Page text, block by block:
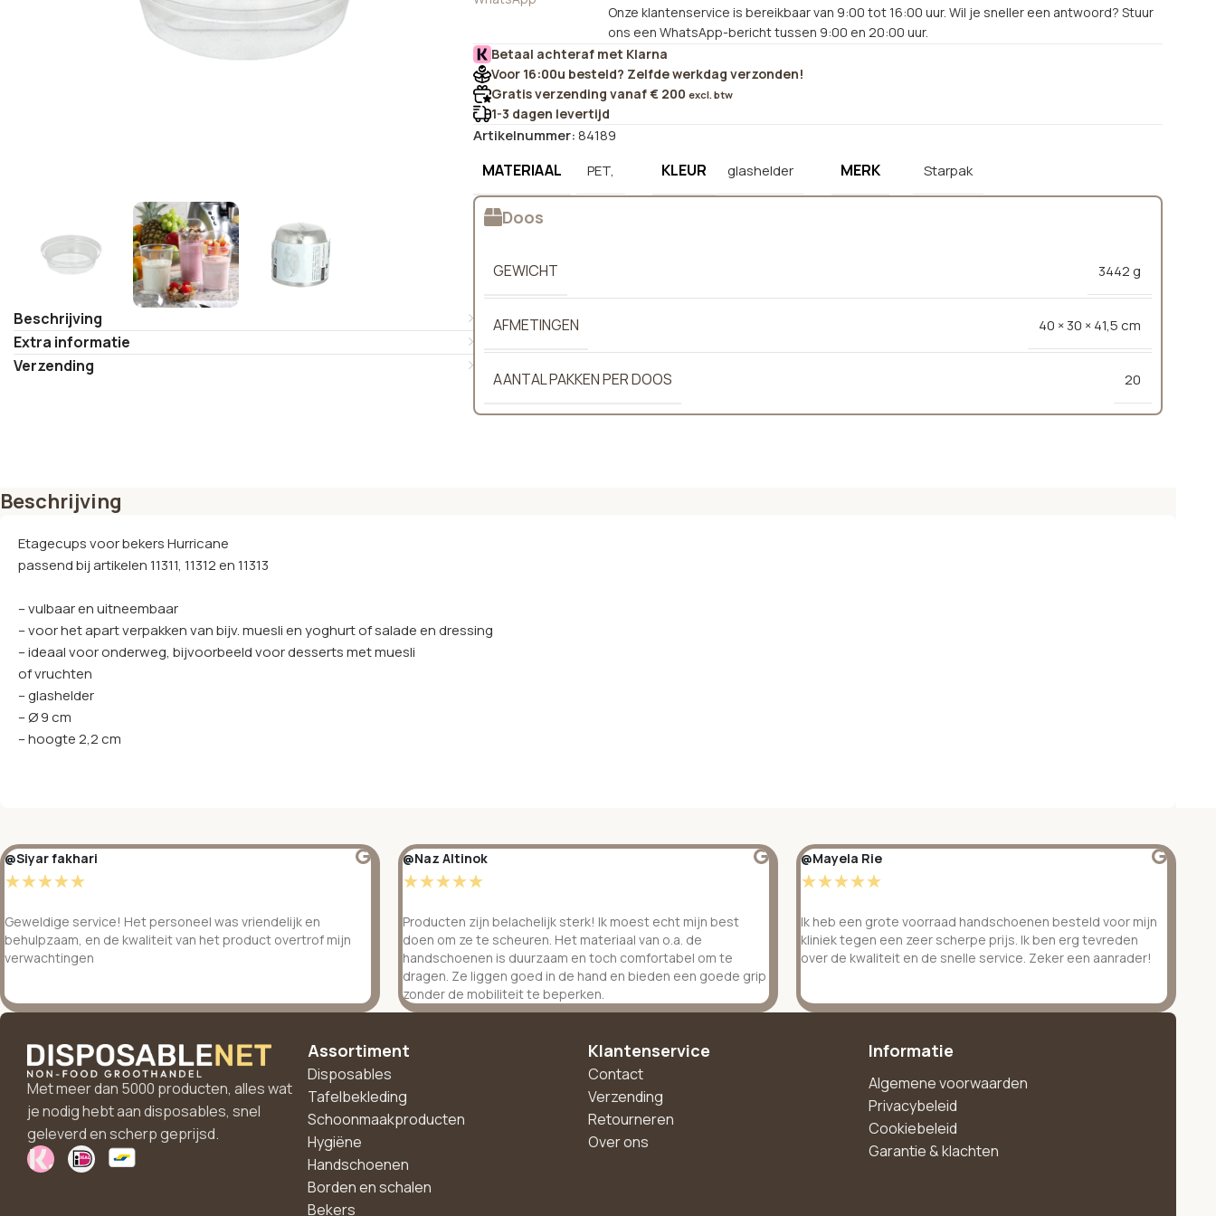
Beschrijving
Extra informatie
Verzending
Onze klantenservice is bereikbaar van 9:00 tot 16:00 uur. Wil je sneller een antwoord? Stuur
ons een WhatsApp-bericht tussen 9:00 en 20:00 uur.
Betaal achteraf met Klarna
Voor 16:00u besteld? Zelfde werkdag verzonden!
Gratis verzending vanaf € 200 excl. btw
1-3 dagen levertijd
Artikelnummer:84189
MATERIAAL PET, KLEUR glashelder MERK Starpak
Doos
GEWICHT 3442 g
AFMETINGEN 40 × 30 × 41,5 cm
AANTAL PAKKEN PER DOOS 20
Beschrijving
Etagecups voor bekers Hurricane
passend bij artikelen 11311, 11312 en 11313
– vulbaar en uitneembaar
– voor het apart verpakken van bijv. muesli en yoghurt of salade en dressing
– ideaal voor onderweg, bijvoorbeeld voor desserts met muesli
of vruchten
– glashelder
– Ø 9 cm
– hoogte 2,2 cm
@Siyar fakhari
☆☆☆☆☆
Geweldige service! Het personeel was vriendelijk en
behulpzaam, en de kwaliteit van het product overtrof mijn
verwachtingen
@Naz Altinok
☆☆☆☆☆
Producten zijn belachelijk sterk! Ik moest echt mijn best
doen om ze te scheuren. Het materiaal van o.a. de
handschoenen is duurzaam en toch comfortabel om te
dragen. Ze liggen goed in de hand en bieden een goede grip
zonder de mobiliteit te beperken.
@Mayela Rie
☆☆☆☆☆
Ik heb een grote voorraad handschoenen besteld voor mijn
kliniek tegen een zeer scherpe prijs. Ik ben erg tevreden
over de kwaliteit en de snelle service. Zeker een aanrader!
Met meer dan 5000 producten, alles wat
je nodig hebt aan disposables, snel
geleverd en scherp geprijsd.
Assortiment
Disposables
Tafelbekleding
Schoonmaakproducten
Hygiëne
Handschoenen
Borden en schalen
Bekers
Klantenservice
Contact
Verzending
Retourneren
Over ons
Informatie
Algemene voorwaarden
Privacybeleid
Cookiebeleid
Garantie & klachten